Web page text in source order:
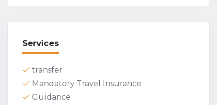
Services
transfer
Mandatory Travel Insurance
Guidance